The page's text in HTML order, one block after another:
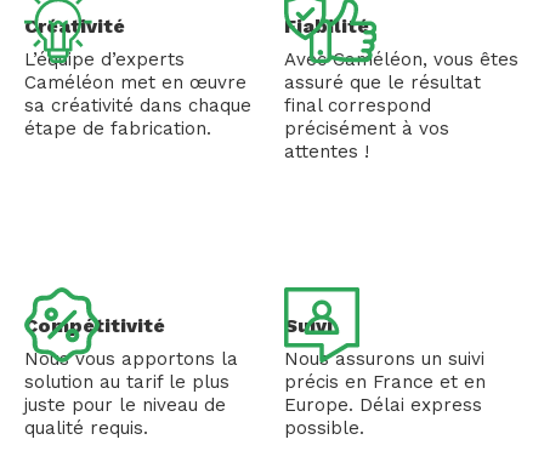
Créativité
L’équipe d’experts
Caméléon met en œuvre
sa créativité dans chaque
étape de fabrication.
Fiabilité
Avec Caméléon, vous êtes
assuré que le résultat
final correspond
précisément à vos
attentes !
Compétitivité
Nous vous apportons la
solution au tarif le plus
juste pour le niveau de
qualité requis.
Suivi
Nous assurons un suivi
précis en France et en
Europe. Délai express
possible.